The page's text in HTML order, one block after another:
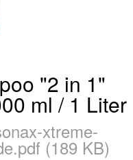
"2 in 1"
ml / 1 Liter
xtreme-
(189 KB)